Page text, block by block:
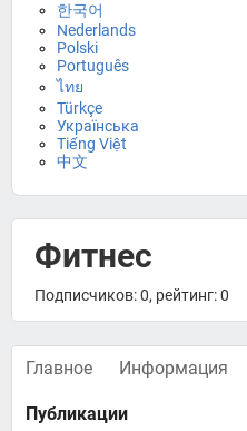
한국어
Nederlands
Polski
Português
ไทย
Türkçe
Українська
Tiếng Việt
中文
Фитнес
Подписчиков: 0, рейтинг: 0
Главное Информация
Публикации